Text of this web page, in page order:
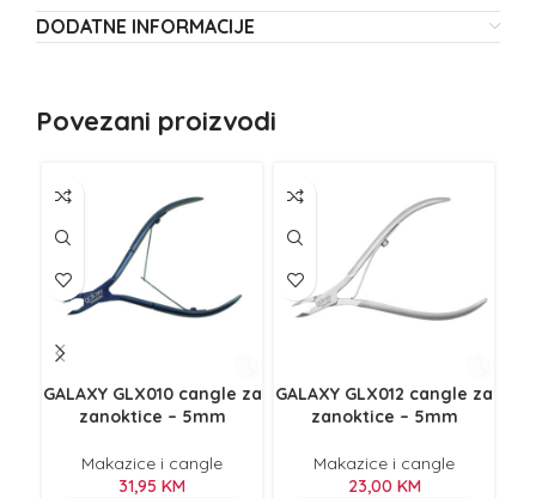
DODATNE INFORMACIJE
Povezani proizvodi
GALAXY GLX010 cangle za
zanoktice – 5mm
Makazice i cangle
31,95 KM
GALAXY GLX012 cangle za
zanoktice – 5mm
Makazice i cangle
23,00 KM